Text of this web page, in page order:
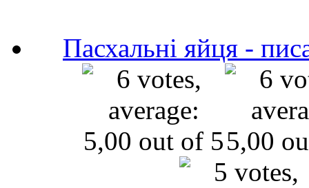
Пасхальні яйця -